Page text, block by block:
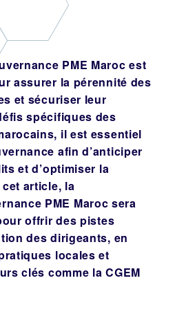
PME Maroc est
assurer la pérennité des
et sécuriser leur
spécifiques des
il est essentiel
afin d’anticiper
et d’optimiser la
article, la
PME Maroc sera
offrir des pistes
des dirigeants, en
locales et
clés comme la CGEM